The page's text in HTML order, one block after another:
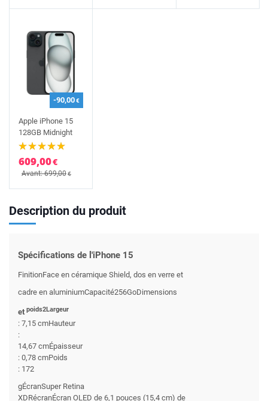
-90,00€
Apple iPhone 15
128GB Midnight
609,00€
Avant: 699,00€
Description du produit
Spécifications de l'iPhone 15
FinitionFace en céramique Shield, dos en verre et
cadre en aluminiumCapacité256GoDimensions
et poids2Largeur
: 7,15 cmHauteur
:
14,67 cmÉpaisseur
: 0,78 cmPoids
: 172
gÉcranSuper Retina
XDRécranÉcran OLED de 6,1 pouces (15,4 cm) de